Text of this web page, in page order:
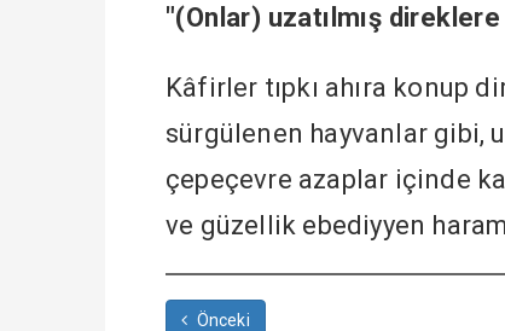
"(Onlar) uzatılmış direklere
Kâfirler tıpkı ahıra konup
sürgülenen hayvanlar gibi,
çepeçevre azaplar içinde
ve güzellik ebediyyen
Önceki